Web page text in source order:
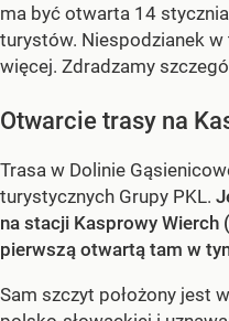
ma być otwarta 14
turystów. Niespodzianek
więcej. Zdradzamy
Otwarcie trasy na
Trasa w Dolinie
turystycznych Grupy PKL.
na stacji Kasprowy
pierwszą otwartą tam w
Sam szczyt położony jest